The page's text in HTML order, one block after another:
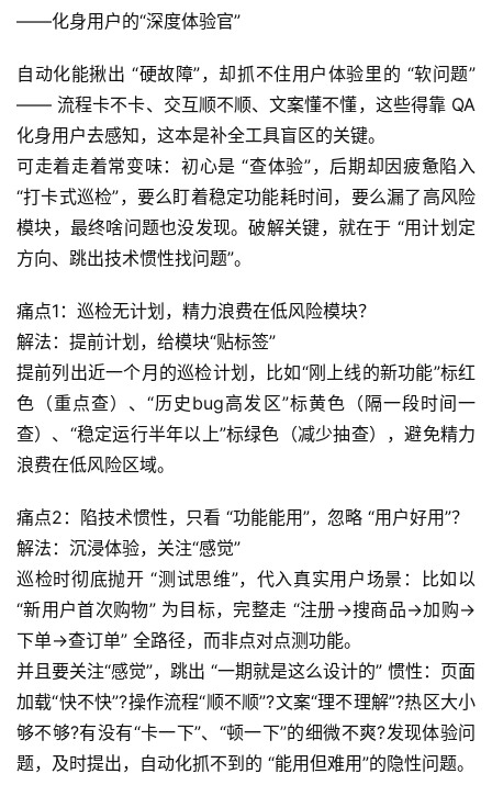
验
程
软
件
应
用
务
项
目
A
I
提
词
开
源
代
码
常
用
链
登录
——化身用户的“深度体验官”
自动化能揪出 “硬故障”，却抓不住用户体验里的 “软问题”
—— 流程卡不卡、交互顺不顺、文案懂不懂，这些得靠 QA
化身用户去感知，这本是补全工具盲区的关键。
可走着走着常变味：初心是 “查体验”，后期却因疲惫陷入
“打卡式巡检”，要么盯着稳定功能耗时间，要么漏了高风险
模块，最终啥问题也没发现。破解关键，就在于 “用计划定
方向、跳出技术惯性找问题”。
痛点1：巡检无计划，精力浪费在低风险模块？
解法：提前计划，给模块“贴标签”
提前列出近一个月的巡检计划，比如“刚上线的新功能”标红
色（重点查）、“历史bug高发区”标黄色（隔一段时间一
查）、“稳定运行半年以上”标绿色（减少抽查），避免精力
浪费在低风险区域。
痛点2：陷技术惯性，只看 “功能能用”，忽略 “用户好用”？
解法：沉浸体验，关注“感觉”
巡检时彻底抛开 “测试思维”，代入真实用户场景：比如以
“新用户首次购物” 为目标，完整走 “注册→搜商品→加购→
下单→查订单” 全路径，而非点对点测功能。
并且要关注“感觉”，跳出 “一期就是这么设计的” 惯性：页面
加载“快不快”?操作流程“顺不顺”?文案“理不理解”?热区大小
够不够?有没有“卡一下”、“顿一下”的细微不爽?发现体验问
题，及时提出，自动化抓不到的 “能用但难用”的隐性问题。